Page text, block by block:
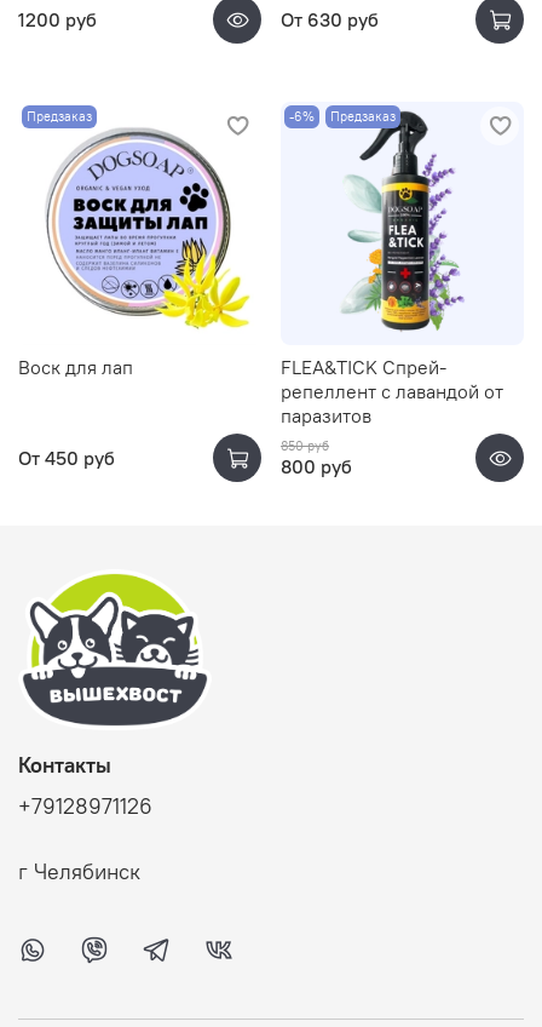
1200 руб
От 630 руб
Предзаказ
Воск для лап
От 450 руб
-6% Предзаказ
FLEA&TICK Спрей-
репеллент с лавандой от
паразитов
850 руб
800 руб
Контакты
+79128971126
г Челябинск